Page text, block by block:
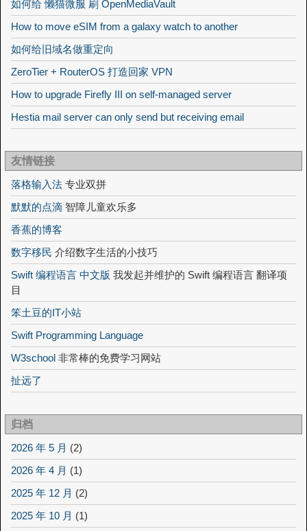
如何给 懒猫微服 刷 OpenMediaVault
How to move eSIM from a galaxy watch to another
如何给旧域名做重定向
ZeroTier + RouterOS 打造回家 VPN
How to upgrade Firefly III on self-managed server
Hestia mail server can only send but receiving email
友情链接
落格输入法 专业双拼
默默的点滴 智障儿童欢乐多
香蕉的博客
数字移民 介绍数字生活的小技巧
Swift 编程语言 中文版 我发起并维护的 Swift 编程语言 翻译项
目
笨土豆的IT小站
Swift Programming Language
W3school 非常棒的免费学习网站
扯远了
归档
2026 年 5 月 (2)
2026 年 4 月 (1)
2025 年 12 月 (2)
2025 年 10 月 (1)